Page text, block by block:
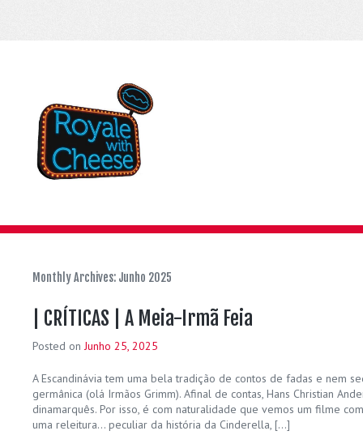
Monthly Archives: Junho 2025
| CRÍTICAS | A Meia-Irmã Feia
Posted onJunho 25, 2025
A Escandinávia tem uma bela tradição de contos de fadas e nem
germânica (olá Irmãos Grimm). Afinal de contas, Hans Christian
dinamarquês. Por isso, é com naturalidade que vemos um filme
uma releitura… peculiar da história da Cinderella, […]